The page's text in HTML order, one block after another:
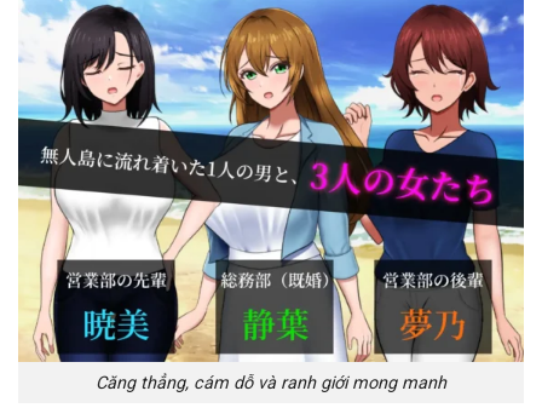
Căng thẳng, cám dỗ và ranh giới mong manh